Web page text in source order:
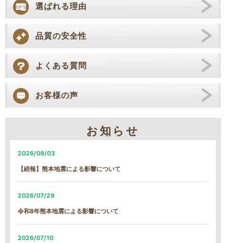
選ばれる理由
品質の安全性
よくある質問
お客様の声
お知らせ
2026/08/03
【続報】熊本地震による影響について
2026/07/29
令和8年熊本地震による影響について
2026/07/10